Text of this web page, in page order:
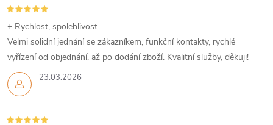
ý
p
i
s
u
23.03.2026
+ Rychlost, spolehlivost
Velmi solidní jednání se zákazníkem, funkční kontakty, rychlé
vyřízení od objednání, až po dodání zboží. Kvalitní služby, děkuji!